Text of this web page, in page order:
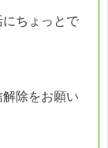
ちょっとで
除をお願い